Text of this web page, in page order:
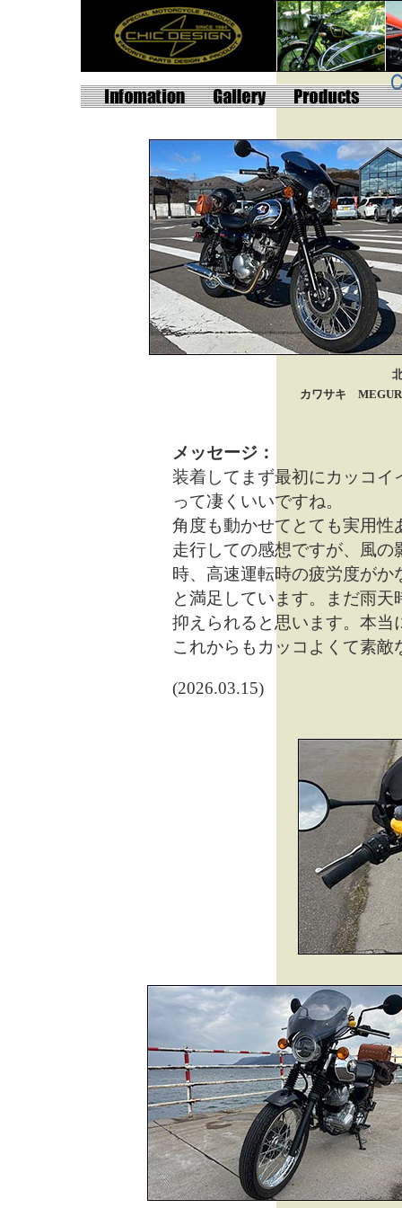
カワサキ
メッセージ：
装着してまず最初にカッコ
って凄くいいですね。
角度も動かせてとても実用性
走行しての感想ですが、風
時、高速運転時の疲労度が
と満足しています。まだ雨
抑えられると思います。本当
これからもカッコよくて素
(2026.03.15)